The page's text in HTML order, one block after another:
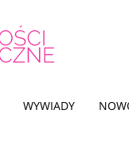
WYWIADY